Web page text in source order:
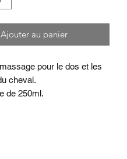
Ajouter au panier
pour le dos et les
cheval.
de 250ml.